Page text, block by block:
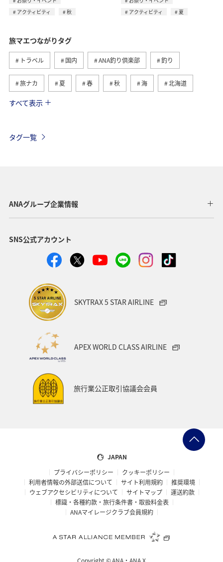
アクティビティ
秋
アクティビティ
夏
旅マエつながりタグ
トラベル 国内 ANA釣り倶楽部 釣り
旅ナカ 夏 春 秋 海 北海道
海外
ANAマイレージクラブ 四国地方
ANAショッピング A-style
ツアー 旅アト 静岡県
福岡県 アオリイカ
神奈川県 趣味
兵庫県
アメリカ・カナダ・中南米
大分県 お祭り・イベント
フランス
宮城県
オーストリア 東海地方 山形県 クロダイ
愛媛県 オーストラリア ホテル 岐阜県
青森県 京都府 東アジア
すべて表示
タグ一覧
ANAグループ企業情報
SNS公式アカウント
SKYTRAX 5 STAR AIRLINE
APEX WORLD CLASS AIRLINE
旅行業公正取引協議会会員
JAPAN
プライバシーポリシー
クッキーポリシー
利用者情報の外部送信について
サイト利用規約
推奨環境
ウェブアクセシビリティについて
サイトマップ
運送約款
標識・各種約款・旅行条件書・取扱料金表
ANAマイレージクラブ会員規約